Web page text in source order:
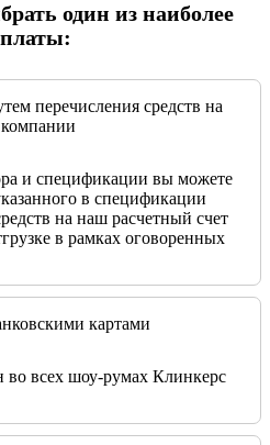
один из наиболее
перечисления средств на
и спецификации вы можете
в спецификации
на наш расчетный счет
в рамках оговоренных
картами
во всех шоу-румах Клинкерс